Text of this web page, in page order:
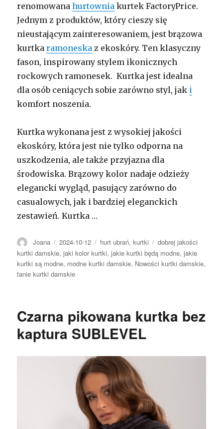
renomowanahurtownia kurtek FactoryPrice.
Jednym z produktów, który cieszy się
nieustającym zainteresowaniem, jest brązowa
kurtkaramoneska z ekoskóry. Ten klasyczny
fason, inspirowany stylem ikonicznych
rockowych ramonesek. Kurtka jest idealna
dla osób ceniących sobie zarówno styl, jak i
komfort noszenia.
Kurtka wykonana jest z wysokiej jakości
ekoskóry, która jest nie tylko odporna na
uszkodzenia, ale także przyjazna dla
środowiska. Brązowy kolor nadaje odzieży
elegancki wygląd, pasujący zarówno do
casualowych, jak i bardziej eleganckich
zestawień. Kurtka …
Autor
Joana Opublikowano
2024-10-12 Kategorie
hurt ubrań,kurtki Tagi
dobrej jakości
kurtki damskie,jaki kolor kurtki,jakie kurtki będą modne,jakie
kurtki są modne, modne kurtki damskie, Nowości kurtki damskie,
tanie kurtki damskie
Czarna pikowana kurtka bez
kaptura SUBLEVEL